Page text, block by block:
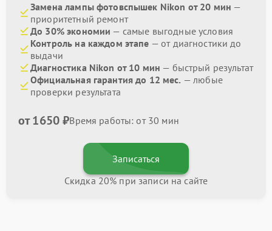
Замена лампы фотовспышек Nikon от 20 мин —
приоритетный ремонт
До 30% экономии — самые выгодные условия
Контроль на каждом этапе — от диагностики до
выдачи
Диагностика Nikon от 10 мин — быстрый результат
Официальная гарантия до 12 мес. — любые
проверки результата
от 1650 ₽Время работы: от 30 мин
Записаться
Скидка 20% при записи на сайте